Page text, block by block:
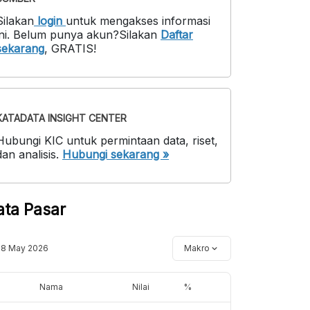
login untuk mengakses informasi
. Belum punya akun?Silakan Daftar
, GRATIS!
INSIGHT CENTER
KIC untuk permintaan data, riset,
analisis. Hubungi sekarang »
Pasar
May 2026 Makro
Nama Nilai %